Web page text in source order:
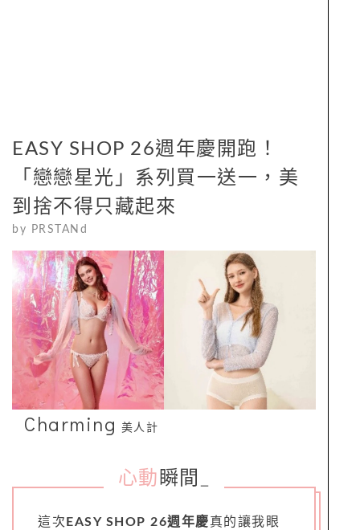
EASY SHOP 26週年慶開跑！
「戀戀星光」系列買一送一，美
到捨不得只藏起來
by PRSTANd
Charming 美人計
心動 瞬間
這次 EASY SHOP 26週年慶真的讓我眼